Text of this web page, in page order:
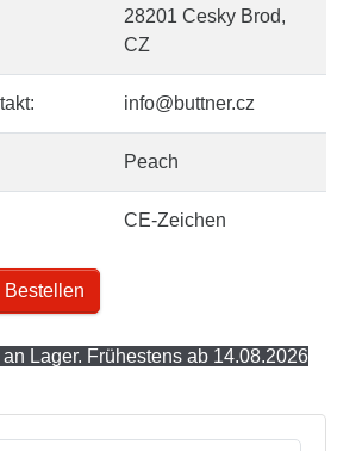
28201 Cesky Brod,
CZ
info@buttner.cz
Peach
CE-Zeichen
Bestellen
Lager. Frühestens ab 14.08.2026